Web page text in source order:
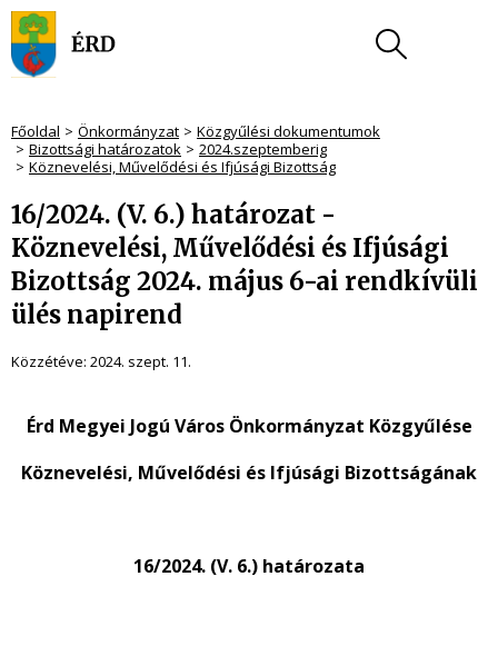
Főoldal Önkormányzat
Közgyűlési dokumentumok
Bizottsági határozatok
2024.szeptemberig
Köznevelési, Művelődési és Ifjúsági Bizottság
16/2024. (V. 6.) határozat -
Köznevelési, Művelődési és Ifjúsági
Bizottság 2024. május 6-ai rendkívüli
ülés napirend
Közzétéve: 2024. szept. 11.
Érd Megyei Jogú Város Önkormányzat Közgyűlése
Köznevelési, Művelődési és Ifjúsági Bizottságának
16/2024. (V. 6.) határozata